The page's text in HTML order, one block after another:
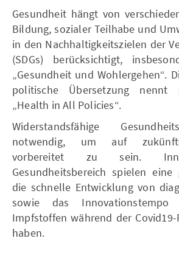
Gesundheit hängt von
Bildung, sozialer Teilhabe und
in den Nachhaltigkeitszielen der
(SDGs) berücksichtigt,
„Gesundheit und Wohlergehen“.
politische Übersetzung nennt
„Health in All Policies“.
Widerstandsfähige
notwendig, um auf
vorbereitet zu sein.
Gesundheitsbereich spielen
die schnelle Entwicklung von
sowie das Innovationstempo
Impfstoffen während der Covid19-
haben.